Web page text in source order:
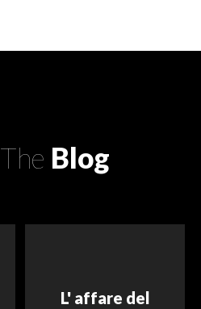
The Blog
L' affare del